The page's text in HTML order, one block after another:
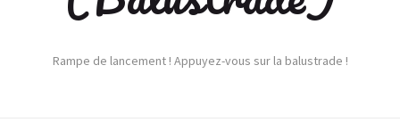
Rampe de lancement ! Appuyez-vous sur la balustrade !